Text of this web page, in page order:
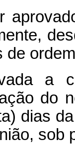
de
a
do
dias
sob